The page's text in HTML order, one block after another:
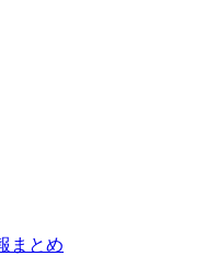
まとめ